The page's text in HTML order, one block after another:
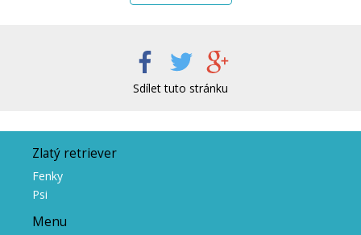
Sdílet tuto stránku
Zlatý retriever
Fenky
Psi
Menu